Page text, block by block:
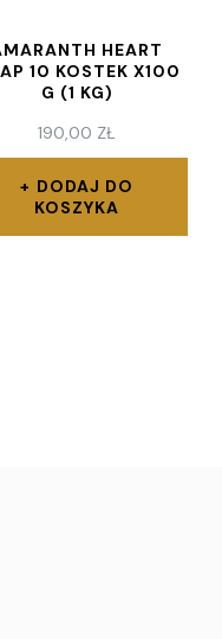
HEART
10 KOSTEK X100
G (1 KG)
190,00 ZŁ
DODAJ DO
KOSZYKA